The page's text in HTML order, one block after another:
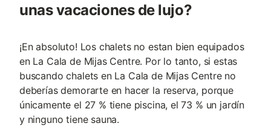
unas vacaciones de lujo?
¡En absoluto! Los chalets no estan bien equipados
en La Cala de Mijas Centre. Por lo tanto, si estas
buscando chalets en La Cala de Mijas Centre no
deberías demorarte en hacer la reserva, porque
únicamente el 27 % tiene piscina, el 73 % un jardín
y ninguno tiene sauna.